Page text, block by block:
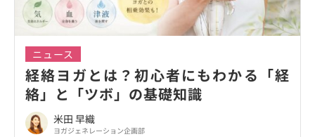
ニュース
経絡ヨガとは？初心者にもわかる「経
絡」と「ツボ」の基礎知識
米田 早織
ヨガジェネレーション企画部